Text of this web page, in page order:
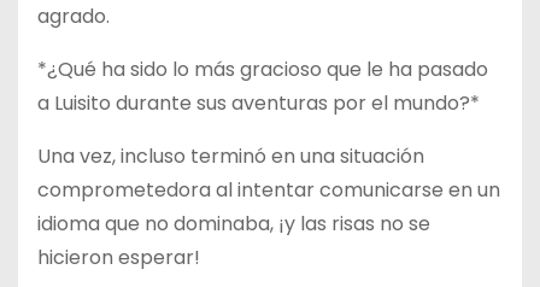
agrado.
*¿Qué ha sido lo más gracioso que le ha pasado
a Luisito durante sus aventuras por el mundo?*
Una vez, incluso terminó en una situación
comprometedora al intentar comunicarse en un
idioma que no dominaba, ¡y las risas no se
hicieron esperar!